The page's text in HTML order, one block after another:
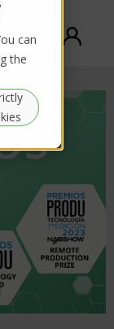
can
the